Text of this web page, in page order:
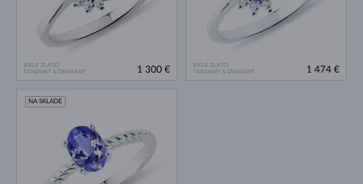
BIELE ZLATO
TANZANIT & DIAMANT
1 300 €
BIELE ZLATO
TANZANIT & DIAMANT
1 474 €
NA SKLADE